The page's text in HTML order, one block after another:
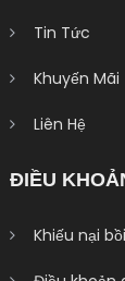
Tin Tức
Khuyến Mãi
Liên Hệ
ĐIỀU
Khiếu nại